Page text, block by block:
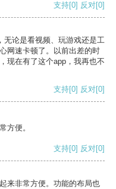
支持[0] 反对[0]
无论是看视频、玩游戏还是工
网速卡顿了。以前出差的时
现在有了这个app，我再也不
支持[0] 反对[0]
方便。
支持[0] 反对[0]
来非常方便。功能的布局也